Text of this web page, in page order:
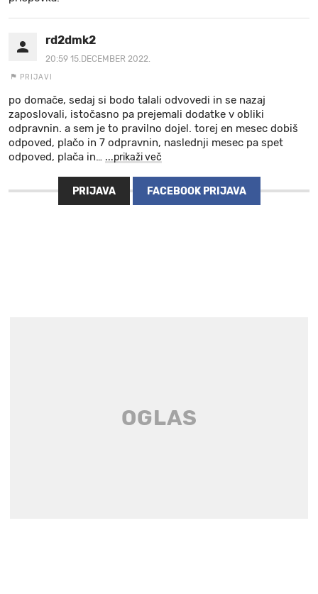
rd2dmk2
20:59 15.DECEMBER 2022.
PRIJAVI
po domače, sedaj si bodo talali odvovedi in se nazaj
zaposlovali, istočasno pa prejemali dodatke v obliki
odpravnin. a sem je to pravilno dojel. torej en mesec dobiš
odpoved, plačo in 7 odpravnin, naslednji mesec pa spet
odpoved, plača in… ...prikaži več
PRIJAVA FACEBOOK PRIJAVA